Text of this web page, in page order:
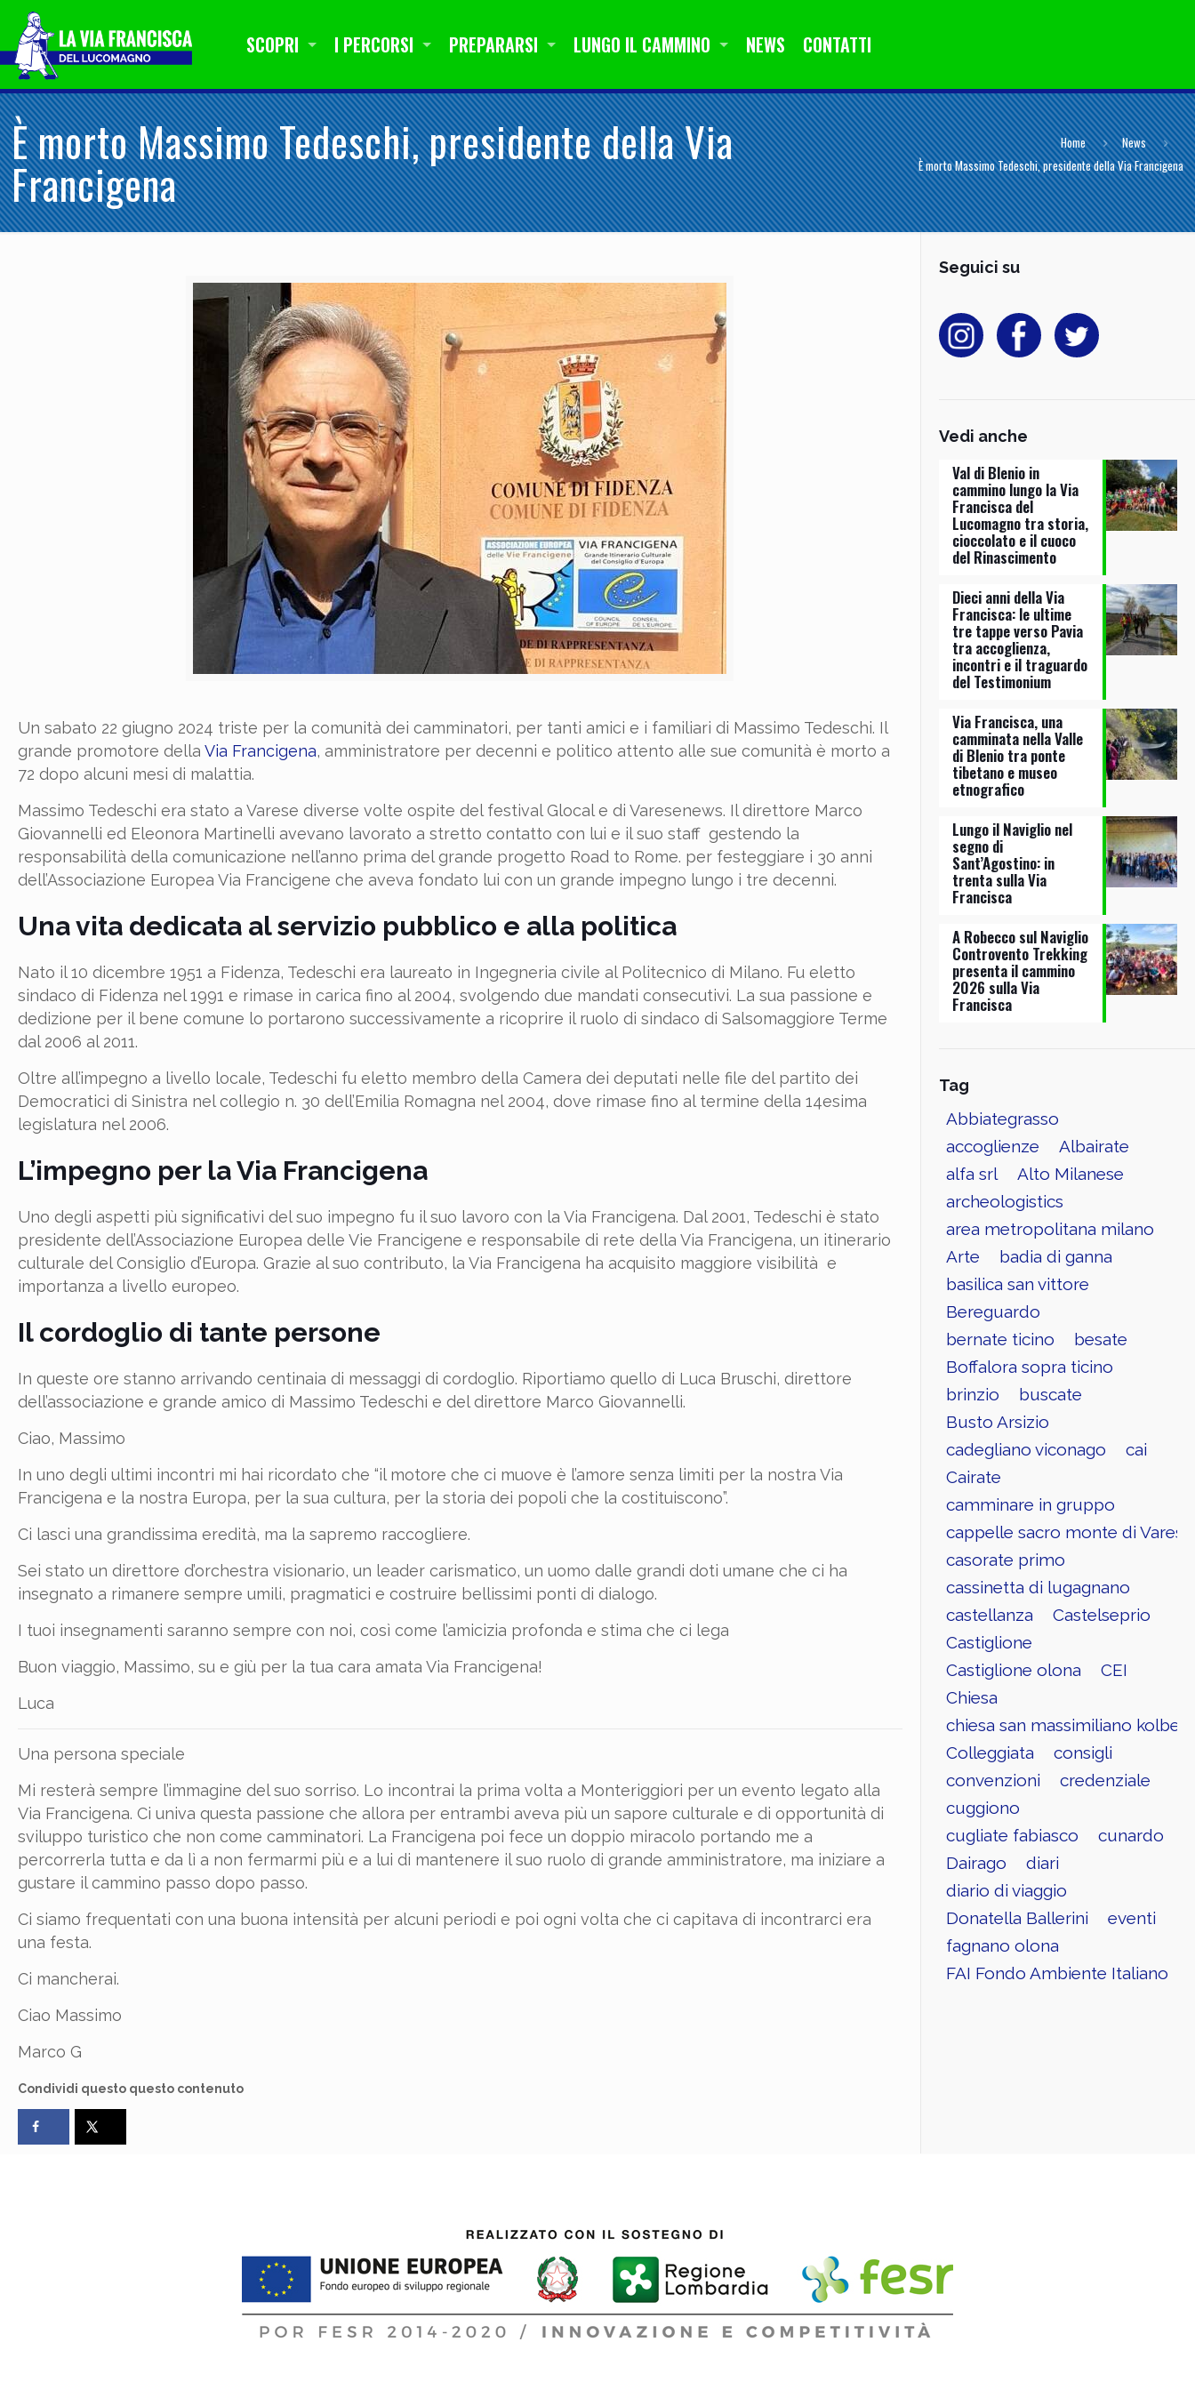
SCOPRI I PERCORSI PREPARARSI LUNGO IL CAMMINO NEWS CONTATTI
È morto Massimo Tedeschi, presidente della Via
Francigena
Home
News
È morto Massimo Tedeschi, presidente della Via Francigena
Un sabato 22 giugno 2024 triste per la comunità dei camminatori, per tanti amici e i familiari di Massimo Tedeschi. Il
grande promotore dellaVia Francigena, amministratore per decenni e politico attento alle sue comunità è morto a
72 dopo alcuni mesi di malattia.
Massimo Tedeschi era stato a Varese diverse volte ospite del festival Glocal e di Varesenews. Il direttore Marco
Giovannelli ed Eleonora Martinelli avevano lavorato a stretto contatto con lui e il suo staff gestendo la
responsabilità della comunicazione nell’anno prima del grande progetto Road to Rome. per festeggiare i 30 anni
dell’Associazione Europea Via Francigene che aveva fondato lui con un grande impegno lungo i tre decenni.
Una vita dedicata al servizio pubblico e alla politica
Nato il 10 dicembre 1951 a Fidenza, Tedeschi era laureato in Ingegneria civile al Politecnico di Milano. Fu eletto
sindaco di Fidenza nel 1991 e rimase in carica fino al 2004, svolgendo due mandati consecutivi. La sua passione e
dedizione per il bene comune lo portarono successivamente a ricoprire il ruolo di sindaco di Salsomaggiore Terme
dal 2006 al 2011.
Oltre all’impegno a livello locale, Tedeschi fu eletto membro della Camera dei deputati nelle file del partito dei
Democratici di Sinistra nel collegio n. 30 dell’Emilia Romagna nel 2004, dove rimase fino al termine della 14esima
legislatura nel 2006.
L’impegno per la Via Francigena
Uno degli aspetti più significativi del suo impegno fu il suo lavoro con la Via Francigena. Dal 2001, Tedeschi è stato
presidente dell’Associazione Europea delle Vie Francigene e responsabile di rete della Via Francigena, un itinerario
culturale del Consiglio d’Europa. Grazie al suo contributo, la Via Francigena ha acquisito maggiore visibilità e
importanza a livello europeo.
Il cordoglio di tante persone
In queste ore stanno arrivando centinaia di messaggi di cordoglio. Riportiamo quello di Luca Bruschi, direttore
dell’associazione e grande amico di Massimo Tedeschi e del direttore Marco Giovannelli.
Ciao, Massimo
In uno degli ultimi incontri mi hai ricordato che “il motore che ci muove è l’amore senza limiti per la nostra Via
Francigena e la nostra Europa, per la sua cultura, per la storia dei popoli che la costituiscono”.
Ci lasci una grandissima eredità, ma la sapremo raccogliere.
Sei stato un direttore d’orchestra visionario, un leader carismatico, un uomo dalle grandi doti umane che ci ha
insegnato a rimanere sempre umili, pragmatici e costruire bellissimi ponti di dialogo.
I tuoi insegnamenti saranno sempre con noi, così come l’amicizia profonda e stima che ci lega
Buon viaggio, Massimo, su e giù per la tua cara amata Via Francigena!
Luca
Una persona speciale
Mi resterà sempre l’immagine del suo sorriso. Lo incontrai la prima volta a Monteriggiori per un evento legato alla
Via Francigena. Ci univa questa passione che allora per entrambi aveva più un sapore culturale e di opportunità di
sviluppo turistico che non come camminatori. La Francigena poi fece un doppio miracolo portando me a
percorrerla tutta e da lì a non fermarmi più e a lui di mantenere il suo ruolo di grande amministratore, ma iniziare a
gustare il cammino passo dopo passo.
Ci siamo frequentati con una buona intensità per alcuni periodi e poi ogni volta che ci capitava di incontrarci era
una festa.
Ci mancherai.
Ciao Massimo
Marco G
Condividi questo questo contenuto
Seguici su
Vedi anche
Val di Blenio in
cammino lungo la Via
Francisca del
Lucomagno tra storia,
cioccolato e il cuoco
del Rinascimento
Dieci anni della Via
Francisca: le ultime
tre tappe verso Pavia
tra accoglienza,
incontri e il traguardo
del Testimonium
Via Francisca, una
camminata nella Valle
di Blenio tra ponte
tibetano e museo
etnografico
Lungo il Naviglio nel
segno di
Sant’Agostino: in
trenta sulla Via
Francisca
A Robecco sul Naviglio
Controvento Trekking
presenta il cammino
2026 sulla Via
Francisca
Tag
Abbiategrasso
accoglienze
Albairate
alfa srl
Alto Milanese
archeologistics
area metropolitana milano
Arte
badia di ganna
basilica san vittore
Bereguardo
bernate ticino
besate
Boffalora sopra ticino
brinzio
buscate
Busto Arsizio
cadegliano viconago
cai
Cairate
camminare in gruppo
cappelle sacro monte di Varese
casorate primo
cassinetta di lugagnano
castellanza
Castelseprio
Castiglione
Castiglione olona
CEI
Chiesa
chiesa san massimiliano kolbe
Colleggiata
consigli
convenzioni
credenziale
cuggiono
cugliate fabiasco
cunardo
Dairago
diari
diario di viaggio
Donatella Ballerini
eventi
fagnano olona
FAI Fondo Ambiente Italiano